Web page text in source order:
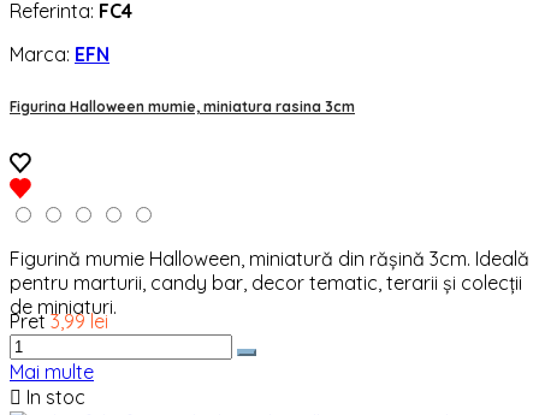
Referinta: FC4
Marca: EFN
Figurina Halloween mumie, miniatura rasina 3cm
Figurină mumie Halloween, miniatură din rășină 3cm. Ideală
pentru marturii, candy bar, decor tematic, terarii și colecții
de miniaturi.
Pret 3,99 lei
Mai multe
 In stoc